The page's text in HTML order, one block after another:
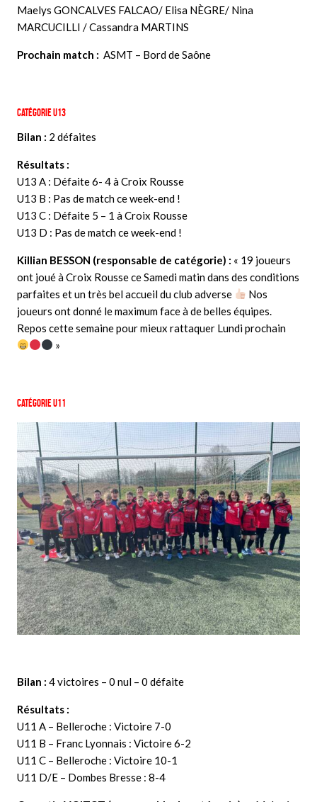
Maelys GONCALVES FALCAO/ Elisa NÈGRE/ Nina
MARCUCILLI / Cassandra MARTINS
Prochain match : ASMT – Bord de Saône
Catégorie U13
Bilan : 2 défaites
Résultats :
U13 A : Défaite 6- 4 à Croix Rousse
U13 B : Pas de match ce week-end !
U13 C : Défaite 5 – 1 à Croix Rousse
U13 D : Pas de match ce week-end !
Killian BESSON (responsable de catégorie) : « 19 joueurs
ont joué à Croix Rousse ce Samedi matin dans des conditions
parfaites et un très bel accueil du club adverse
Nos
joueurs ont donné le maximum face à de belles équipes.
Repos cette semaine pour mieux rattaquer Lundi prochain
»
Catégorie U11
Bilan : 4 victoires – 0 nul – 0 défaite
Résultats :
U11 A – Belleroche : Victoire 7-0
U11 B – Franc Lyonnais : Victoire 6-2
U11 C – Belleroche : Victoire 10-1
U11 D/E – Dombes Bresse : 8-4